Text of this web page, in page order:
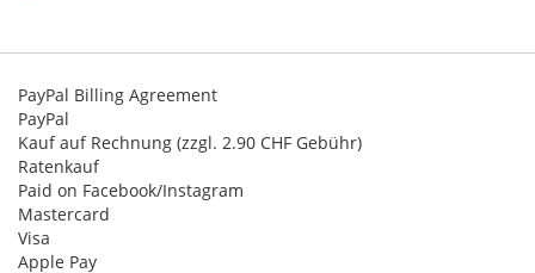
PayPal Billing Agreement
PayPal
Kauf auf Rechnung (zzgl. 2.90 CHF Gebühr)
Ratenkauf
Paid on Facebook/Instagram
Mastercard
Visa
Apple Pay